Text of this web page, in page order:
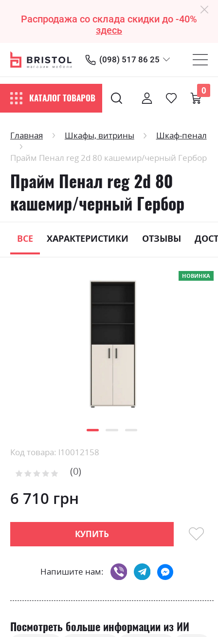
Распродажа со склада скидки до -40%
здесь
(098) 517 86 25
КАТАЛОГ ТОВАРОВ
0
Главная Шкафы, витрины
Шкаф-пенал
Прайм Пенал reg 2d 80 кашемир/черный Гербор
Прайм Пенал reg 2d 80
кашемир/черный Гербор
ВСЕ ХАРАКТЕРИСТИКИ ОТЗЫВЫ
НОВИНКА
Skip
the
of
the
gallery
Код товара: l10012158
Рейтинг: 0
6 710 грн
КУПИТЬ
Напишите нам:
Посмотреть больше информации из ИИ